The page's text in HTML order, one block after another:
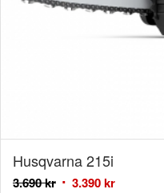
Husqvarna 215i
3.690kr 3.390kr